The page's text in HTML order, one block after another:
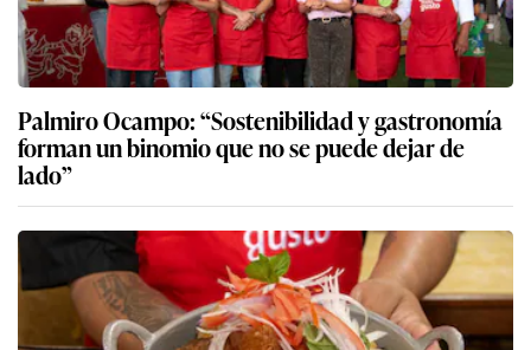
Palmiro Ocampo: “Sostenibilidad y gastronomía
forman un binomio que no se puede dejar de
lado”